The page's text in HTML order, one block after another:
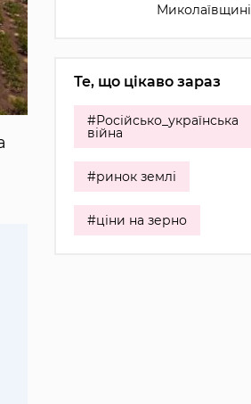
Миколаївщині
Те, що цікаво зараз
#Російсько_українська
війна
#ринок землі
#ціни на зерно